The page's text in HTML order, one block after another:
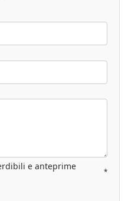
e anteprime
*